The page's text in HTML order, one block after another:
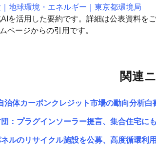
地球環境・エネルギー｜東京都環境局
を活用した要約です。詳細は公表資料をご
ページからの引用です。
関連
治体カーボンクレジット市場の動向分析白
：プラグインソーラー提言、集合住宅に
ルのリサイクル施設を公募、高度循環利